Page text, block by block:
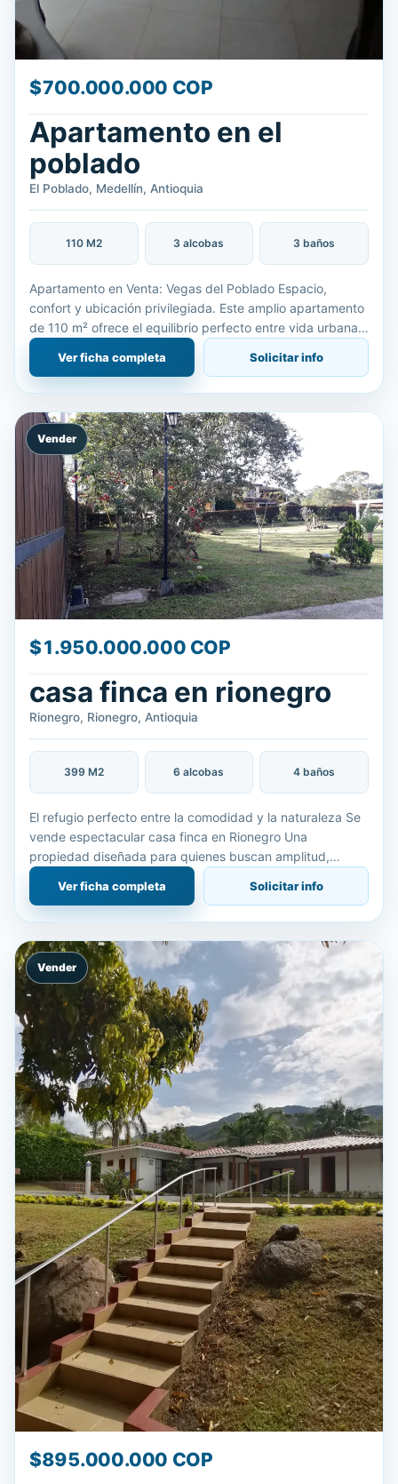
Apartamento en el
poblado
El Poblado, Medellín, Antioquia
$700.000.000 COP
110 M2 3 alcobas 3 baños
Apartamento en Venta: Vegas del Poblado Espacio,
confort y ubicación privilegiada. Este amplio apartamento
de 110 m² ofrece el equilibrio perfecto entre vida urbana y
comodidad familiar. Ubicado en un sector de alta valo
Ver ficha completa Solicitar info
Vender
casa finca en rionegro
Rionegro, Rionegro, Antioquia
$1.950.000.000 COP
399 M2 6 alcobas 4 baños
El refugio perfecto entre la comodidad y la naturaleza Se
vende espectacular casa finca en Rionegro Una
propiedad diseñada para quienes buscan amplitud,
tranquilidad y una ubicación estratégica con acceso
totalmente pavi
Ver ficha completa Solicitar info
Vender
$895.000.000 COP